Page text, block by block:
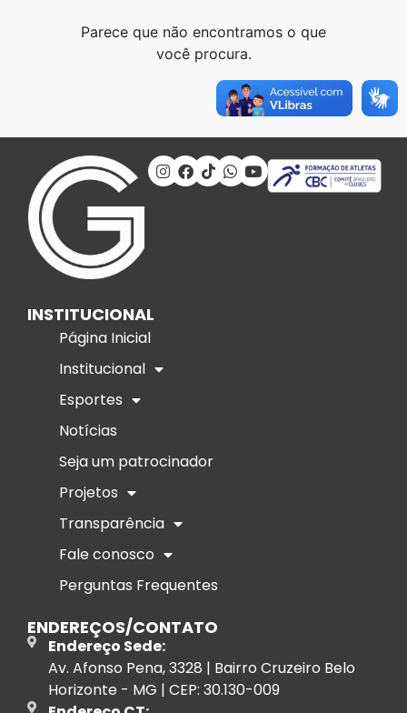
Parece que não encontramos o que
você procura.
INSTITUCIONAL
Página Inicial
Institucional
Esportes
Notícias
Seja um patrocinador
Projetos
Transparência
Fale conosco
Perguntas Frequentes
ENDEREÇOS/CONTATO
Endereço Sede:
Av. Afonso Pena, 3328 | Bairro Cruzeiro Belo
Horizonte - MG | CEP: 30.130-009